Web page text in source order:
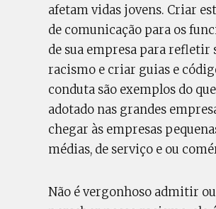
afetam vidas jovens. Criar
de comunicação para os
de sua empresa para refletir
racismo e criar guias e
conduta são exemplos do
adotado nas grandes
chegar às empresas
médias, de serviço e ou
Não é vergonhoso admitir ou